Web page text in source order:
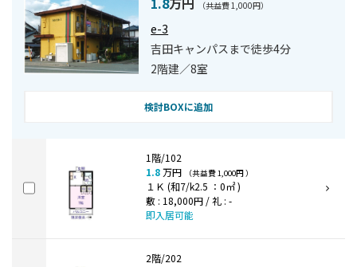
（共益費 1,000円）
e-3
吉田キャンパスまで徒歩4分
2階建／8室
検討BOXに追加
1階/102
1.8万円 （共益費 1,000円 ）
１Ｋ (和7/k2.5 ：0㎡ )
敷 : 18,000円 / 礼 : -
即入居可能
2階/202